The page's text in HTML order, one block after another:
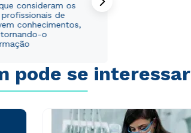
consideram os
de
conhecimentos,
o
pode se interessar
ou
dados sejam utilizados para o
ou
dados sejam utilizados para o
da Cruzeiro do Sul.